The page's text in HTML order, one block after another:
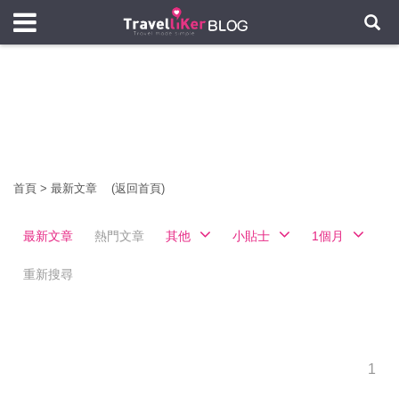
首頁 > 最新文章 (返回首頁)
最新文章 熱門文章 其他 小貼士 1個月
重新搜尋
1